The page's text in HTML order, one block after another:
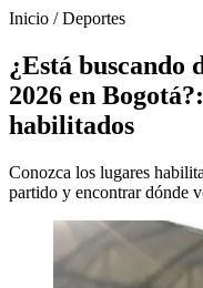
Inicio /Deportes
¿Está buscando
2026 en
habilitados
Conozca los lugares
partido y encontrar dónde